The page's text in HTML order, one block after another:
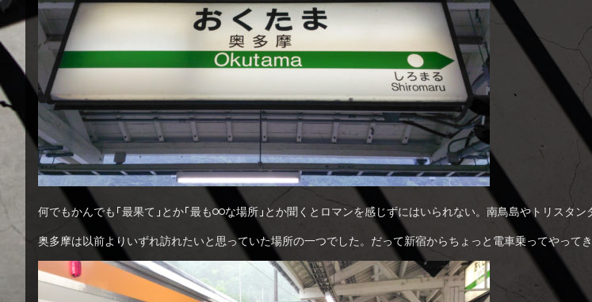
何でもかんでも「最果て」とか「最も○○な場所」とか聞くとロマンを感じずにはいられない。南鳥島やトリス
奥多摩は以前よりいずれ訪れたいと思っていた場所の一つでした。だって新宿からちょっと電車乗ってやって